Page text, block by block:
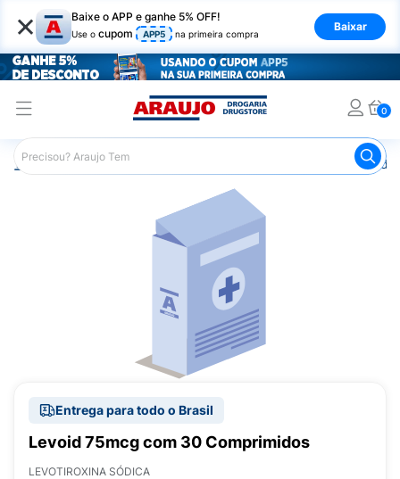
× Baixe o APP e ganhe 5% OFF!
Use o cupom APP5 na primeira compra
Baixar
0
Araujo Medicamentos
Entrega para todo o Brasil
Levoid 75mcg com 30 Comprimidos
LEVOTIROXINA SÓDICA